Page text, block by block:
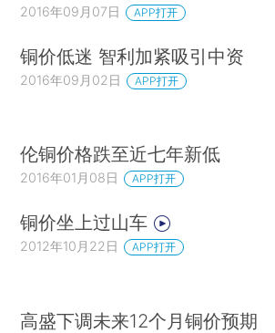
2016年09月07日 APP打开
铜价低迷 智利加紧吸引中资
2016年09月02日 APP打开
伦铜价格跌至近七年新低
2016年01月08日 APP打开
铜价坐上过山车
2012年10月22日 APP打开
高盛下调未来12个月铜价预期